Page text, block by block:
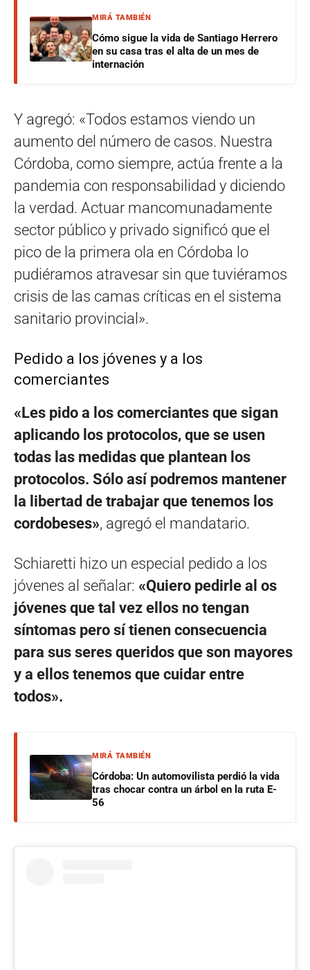
MIRÁ TAMBIÉN
Cómo sigue la vida de Santiago Herrero
en su casa tras el alta de un mes de
internación
Y agregó: «Todos estamos viendo un
aumento del número de casos. Nuestra
Córdoba, como siempre, actúa frente a la
pandemia con responsabilidad y diciendo
la verdad. Actuar mancomunadamente
sector público y privado significó que el
pico de la primera ola en Córdoba lo
pudiéramos atravesar sin que tuviéramos
crisis de las camas críticas en el sistema
sanitario provincial».
Pedido a los jóvenes y a los
comerciantes
«Les pido a los comerciantes que sigan
aplicando los protocolos, que se usen
todas las medidas que plantean los
protocolos. Sólo así podremos mantener
la libertad de trabajar que tenemos los
cordobeses», agregó el mandatario.
Schiaretti hizo un especial pedido a los
jóvenes al señalar: «Quiero pedirle al os
jóvenes que tal vez ellos no tengan
síntomas pero sí tienen consecuencia
para sus seres queridos que son mayores
y a ellos tenemos que cuidar entre
todos».
MIRÁ TAMBIÉN
Córdoba: Un automovilista perdió la vida
tras chocar contra un árbol en la ruta E-
56